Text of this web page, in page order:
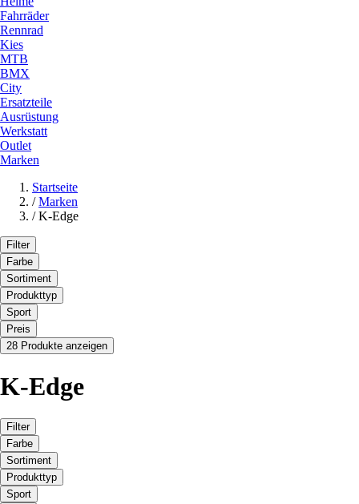
Fahrräder
Rennrad
Kies
MTB
BMX
City
Ersatzteile
Ausrüstung
Werkstatt
Outlet
Marken
Startseite
/ Marken
/ K-Edge
Filter
Farbe
Sortiment
Produkttyp
Sport
Preis
28 Produkte anzeigen
K-Edge
Filter
Farbe
Sortiment
Produkttyp
Sport